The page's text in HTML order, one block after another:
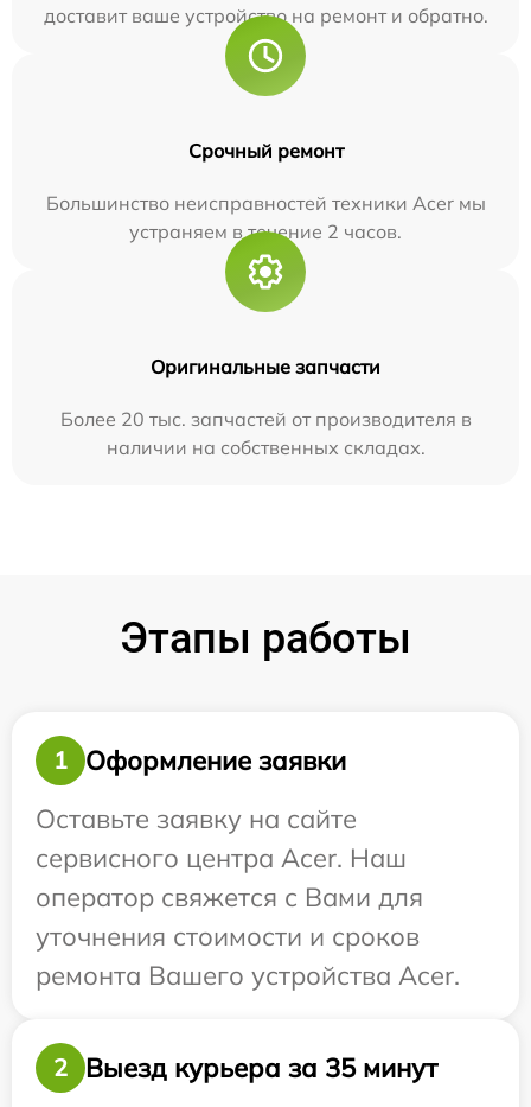
доставит ваше устройство на ремонт и обратно.
Срочный ремонт
Большинство неисправностей техники Acer мы
устраняем в течение 2 часов.
Оригинальные запчасти
Более 20 тыс. запчастей от производителя в
наличии на собственных складах.
Этапы работы
1
Оформление заявки
Оставьте заявку на сайте
сервисного центра Acer. Наш
оператор свяжется с Вами для
уточнения стоимости и сроков
ремонта Вашего устройства Acer.
2
Выезд курьера за 35 минут